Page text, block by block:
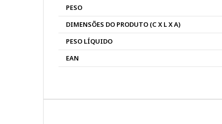
PESO
DIMENSÕES DO PRODUTO (C X L X A)
PESO LÍQUIDO
EAN